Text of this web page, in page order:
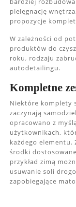
pielęgnację
propozycje
W zależności od
produktów do
roku, rodzaju
autodetailingu.
Kompletne
Niektóre komplety
zaczynają
opracowano z
użytkownikach,
każdego elementu.
środki
przykład zimą
usuwanie soli
zapobiegające